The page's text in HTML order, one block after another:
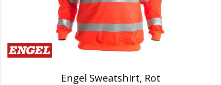
Engel Sweatshirt, Rot